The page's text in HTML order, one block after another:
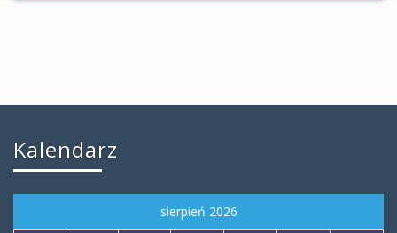
Kalendarz
sierpień 2026